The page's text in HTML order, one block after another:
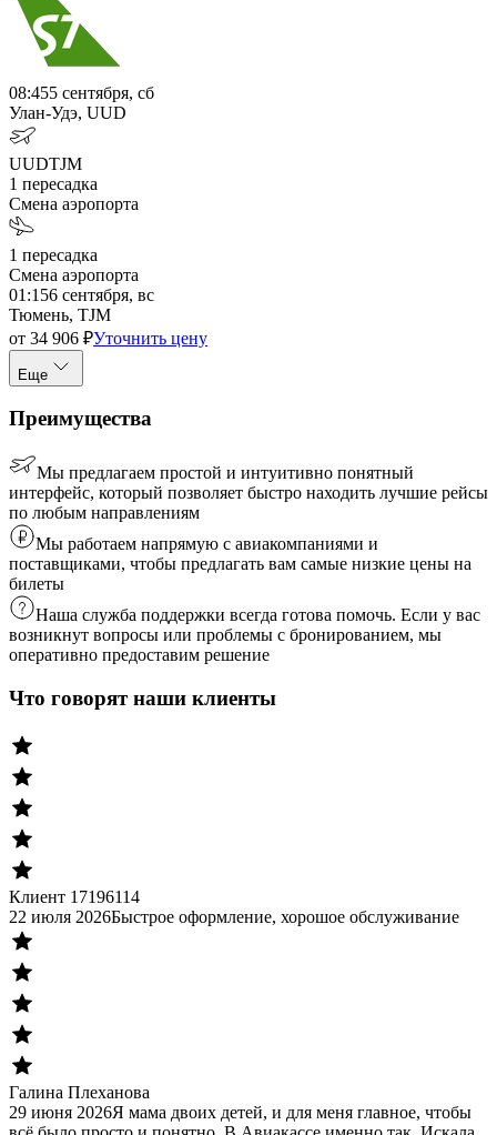
08:455 сентября, сб
Улан-Удэ, UUD
UUDTJM
1 пересадка
Смена аэропорта
1 пересадка
Смена аэропорта
01:156 сентября, вс
Тюмень, TJM
от 34 906 ₽Уточнить цену
Еще
Преимущества
Мы предлагаем простой и интуитивно понятный
интерфейс, который позволяет быстро находить лучшие рейсы
по любым направлениям
Мы работаем напрямую с авиакомпаниями и
поставщиками, чтобы предлагать вам самые низкие цены на
билеты
Наша служба поддержки всегда готова помочь. Если у вас
возникнут вопросы или проблемы с бронированием, мы
оперативно предоставим решение
Что говорят наши клиенты
Клиент 17196114
22 июля 2026Быстрое оформление, хорошое обслуживание
Галина Плеханова
29 июня 2026Я мама двоих детей, и для меня главное, чтобы